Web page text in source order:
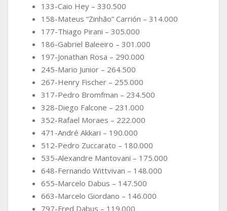
133-Caio Hey – 330.500
158-Mateus “Zinhão” Carrión – 314.000
177-Thiago Pirani – 305.000
186-Gabriel Baleeiro – 301.000
197-Jonathan Rosa – 290.000
245-Mario Junior – 264.500
267-Henry Fischer – 255.000
317-Pedro Bromfman – 234.500
328-Diego Falcone – 231.000
352-Rafael Moraes – 222.000
471-André Akkari – 190.000
512-Pedro Zuccarato – 180.000
535-Alexandre Mantovani – 175.000
648-Fernando Wittvivan – 148.000
655-Marcelo Dabus – 147.500
663-Marcelo Giordano – 146.000
797-Fred Dabus – 119.000